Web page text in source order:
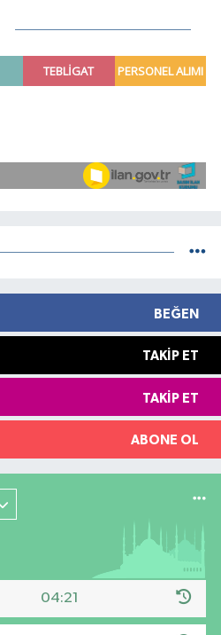
BEĞEN
TAKIP ET
TAKIP ET
ABONE OL
04:21